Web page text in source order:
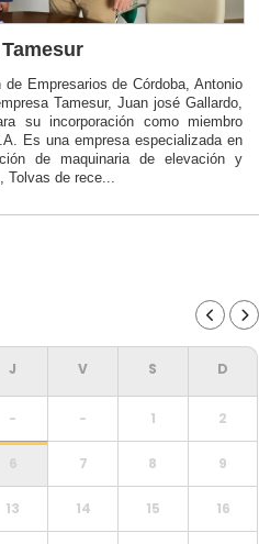
Empresarios de Córdoba, Antonio
Tamesur, Juan josé Gallardo,
su incorporación como miembro
Es una empresa especializada en
de maquinaria de elevación y
Tolvas de rece...
- - 1 2
6 7 8 9
13 14 15 16